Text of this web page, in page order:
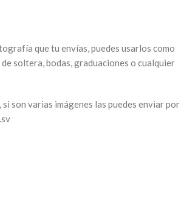
que tu envías, puedes usarlos como
soltera, bodas, graduaciones o cualquier
son varias imágenes las puedes enviar por